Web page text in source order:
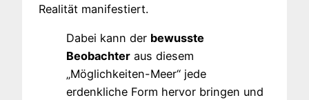
Realität manifestiert.
Dabei kann der bewusste
Beobachter aus diesem
„Möglichkeiten-Meer“ jede
erdenkliche Form hervor bringen und